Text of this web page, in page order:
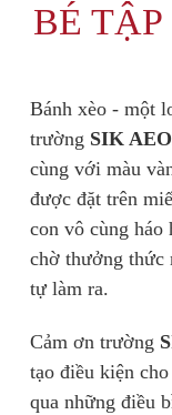
BÉ
Bánh xèo - một
trường SIK
cùng với màu
được đặt trên
con vô cùng háo
chờ thưởng thức
tự làm ra.
Cảm ơn trường
tạo điều kiện
qua những điều